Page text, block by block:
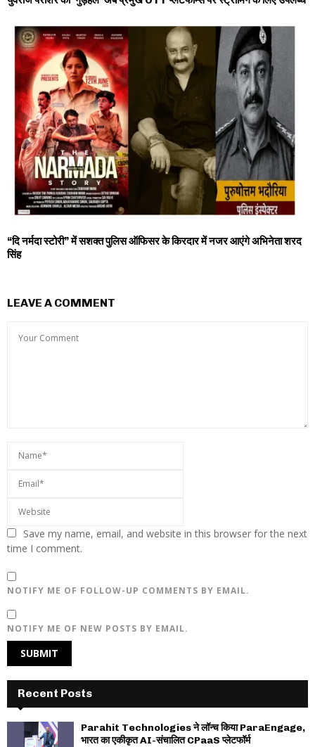
“दि नर्मदा स्टोरी” में सशक्त पुलिस ऑफिसर के किरदार में नजर आएंगे अभिनेता शरद
सिंह
LEAVE A COMMENT
Save my name, email, and website in this browser for the next
time I comment.
NOTIFY ME OF FOLLOW-UP COMMENTS BY EMAIL.
NOTIFY ME OF NEW POSTS BY EMAIL.
Recent Posts
Parahit Technologies ने लॉन्च किया ParaEngage,
भारत का एकीकृत AI-संचालित CPaaS प्लेटफॉर्म